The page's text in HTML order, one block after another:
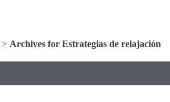
> Archives for Estrategias de relajación